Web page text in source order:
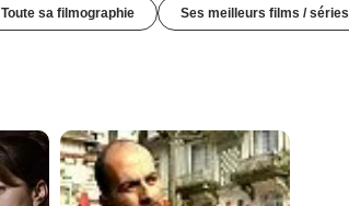
Toute sa filmographie Ses meilleurs films / séries